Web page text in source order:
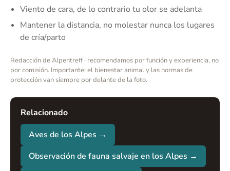
Viento de cara, de lo contrario tu olor se adelanta
Mantener la distancia, no molestar nunca los lugares
de cría/parto
Redacción de Alpentreff · recomendamos por función y experiencia, no
por comisión. Importante: el bienestar animal y las normas de
protección van siempre por delante de la foto.
Relacionado
Aves de los Alpes →
Observación de fauna salvaje en los Alpes →